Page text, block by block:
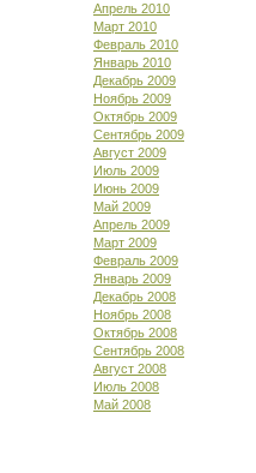
Апрель 2010
Март 2010
Февраль 2010
Январь 2010
Декабрь 2009
Ноябрь 2009
Октябрь 2009
Сентябрь 2009
Август 2009
Июль 2009
Июнь 2009
Май 2009
Апрель 2009
Март 2009
Февраль 2009
Январь 2009
Декабрь 2008
Ноябрь 2008
Октябрь 2008
Сентябрь 2008
Август 2008
Июль 2008
Май 2008